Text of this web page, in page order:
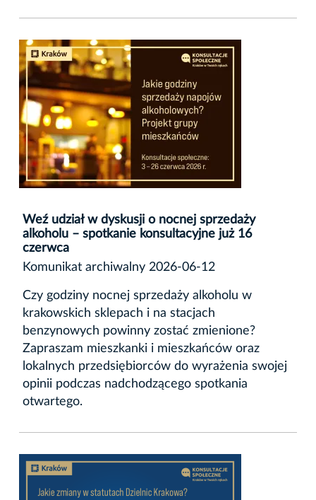
Weź udział w dyskusji o nocnej sprzedaży
alkoholu – spotkanie konsultacyjne już 16
czerwca
Komunikat archiwalny 2026-06-12
Czy godziny nocnej sprzedaży alkoholu w
krakowskich sklepach i na stacjach
benzynowych powinny zostać zmienione?
Zapraszam mieszkanki i mieszkańców oraz
lokalnych przedsiębiorców do wyrażenia swojej
opinii podczas nadchodzącego spotkania
otwartego.